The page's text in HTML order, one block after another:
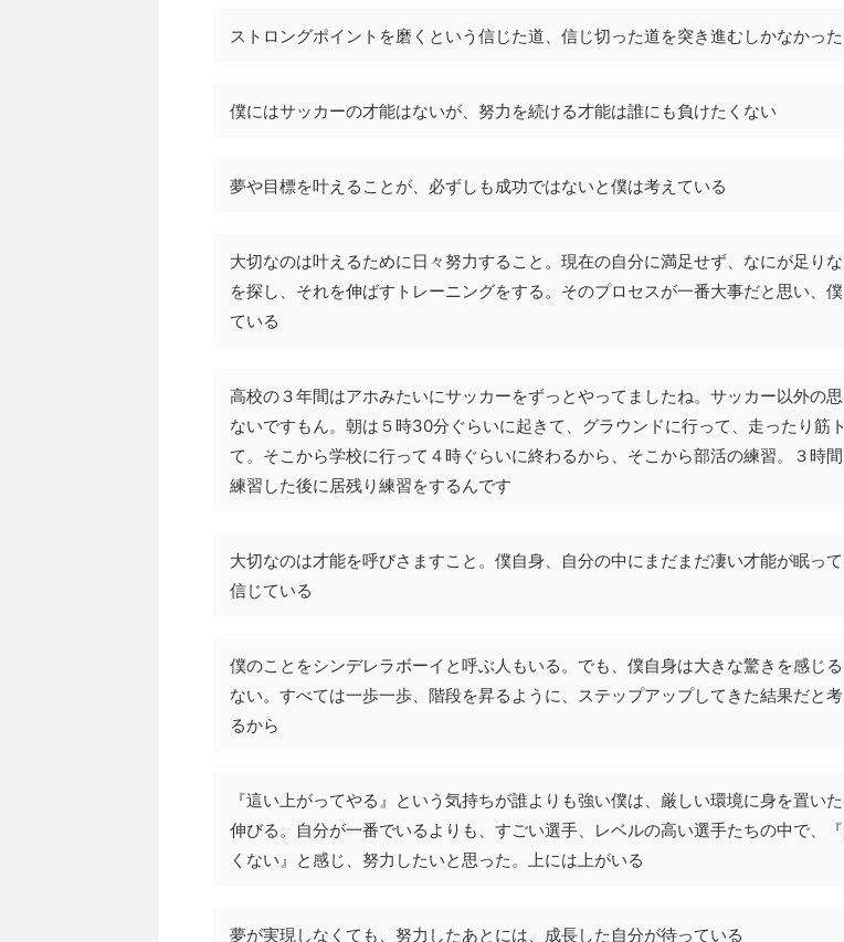
ストロングポイントを磨くという信じた道、信じ切った道を突き進むしかなかった
僕にはサッカーの才能はないが、努力を続ける才能は誰にも負けたくない
夢や目標を叶えることが、必ずしも成功ではないと僕は考えている
大切なのは叶えるために日々努力すること。現在の自分に満足せず、なにが足り
を探し、それを伸ばすトレーニングをする。そのプロセスが一番大事だと思い、
ている
高校の３年間はアホみたいにサッカーをずっとやってましたね。サッカー以外の
ないですもん。朝は５時30分ぐらいに起きて、グラウンドに行って、走ったり筋
て。そこから学校に行って４時ぐらいに終わるから、そこから部活の練習。３時
練習した後に居残り練習をするんです
大切なのは才能を呼びさますこと。僕自身、自分の中にまだまだ凄い才能が眠っ
信じている
僕のことをシンデレラボーイと呼ぶ人もいる。でも、僕自身は大きな驚きを感じ
ない。すべては一歩一歩、階段を昇るように、ステップアップしてきた結果だと
るから
『這い上がってやる』という気持ちが誰よりも強い僕は、厳しい環境に身を置い
伸びる。自分が一番でいるよりも、すごい選手、レベルの高い選手たちの中で、
くない』と感じ、努力したいと思った。上には上がいる
夢が実現しなくても、努力したあとには、成長した自分が待っている